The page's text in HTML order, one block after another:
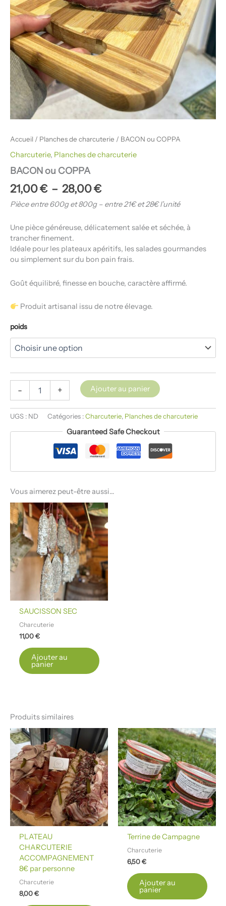
Accueil / Planches de charcuterie / BACON ou COPPA
Charcuterie, Planches de charcuterie
BACON ou COPPA
21,00€ – 28,00€
Pièce entre 600g et 800g – entre 21€ et 28€ l’unité
Une pièce généreuse, délicatement salée et séchée, à
trancher finement.
Idéale pour les plateaux apéritifs, les salades gourmandes
ou simplement sur du bon pain frais.
Goût équilibré, finesse en bouche, caractère affirmé.
Produit artisanal issu de notre élevage.
poids
- + Ajouter au panier
UGS : ND Catégories :Charcuterie, Planches de charcuterie
Guaranteed Safe Checkout
Vous aimerez peut-être aussi…
SAUCISSON SEC
Charcuterie
11,00€
Ajouter au
panier
Produits similaires
PLATEAU
CHARCUTERIE
ACCOMPAGNEMENT
8€ par personne
Charcuterie
8,00€
Terrine de Campagne
Charcuterie
6,50€
Ajouter au
panier